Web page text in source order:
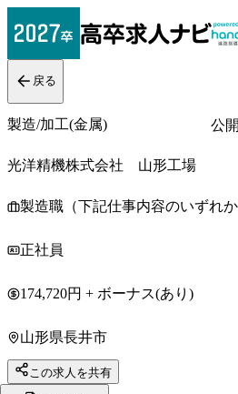
戻る
製造/加工(金属) 公開
光洋精機株式会社 山形工場
製造職（下記仕事内容のいずれか
正社員
174,720円 + ボーナス(あり)
山形県長井市
この求人を共有